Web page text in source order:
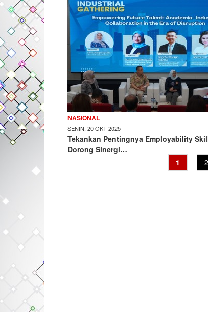
NASIONAL
SENIN, 20 OKT 2025
Tekankan Pentingnya Employability
Dorong Sinergi…
Current
page
1 2